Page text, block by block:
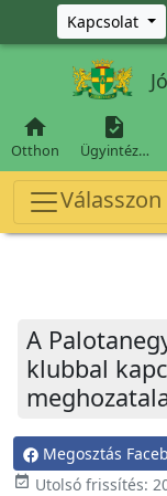
Ugrás a főKapcsolat

Otthon

Ügyintéz…
A
klubbal
Megosztás
event_available Utolsó frissítés: